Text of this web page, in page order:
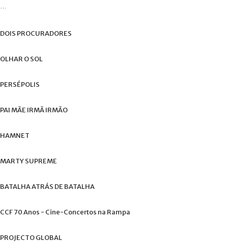
...
DOIS PROCURADORES
OLHAR OSOL
PERSÉPOLIS
PAI MÃE IRMÃIRMÃO
HAMNET
MARTYSUPREME
BATALHAATRÁS DE BATALHA
CCF70Anos - Cine-Concertos na Rampa
PROJECTOGLOBAL